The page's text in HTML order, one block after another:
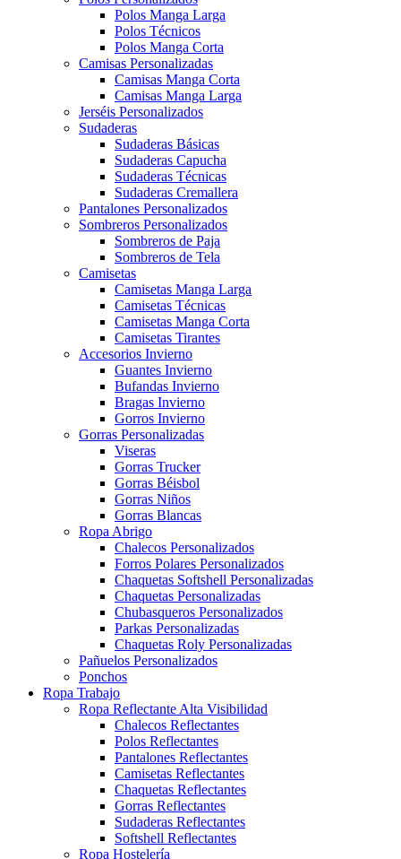
Polos Manga Larga
Polos Técnicos
Polos Manga Corta
Camisas Personalizadas
Camisas Manga Corta
Camisas Manga Larga
Jerséis Personalizados
Sudaderas
Sudaderas Básicas
Sudaderas Capucha
Sudaderas Técnicas
Sudaderas Cremallera
Pantalones Personalizados
Sombreros Personalizados
Sombreros de Paja
Sombreros de Tela
Camisetas
Camisetas Manga Larga
Camisetas Técnicas
Camisetas Manga Corta
Camisetas Tirantes
Accesorios Invierno
Guantes Invierno
Bufandas Invierno
Bragas Invierno
Gorros Invierno
Gorras Personalizadas
Viseras
Gorras Trucker
Gorras Béisbol
Gorras Niños
Gorras Blancas
Ropa Abrigo
Chalecos Personalizados
Forros Polares Personalizados
Chaquetas Softshell Personalizadas
Chaquetas Personalizadas
Chubasqueros Personalizados
Parkas Personalizadas
Chaquetas Roly Personalizadas
Pañuelos Personalizados
Ponchos
Ropa Trabajo
Ropa Reflectante Alta Visibilidad
Chalecos Reflectantes
Polos Reflectantes
Pantalones Reflectantes
Camisetas Reflectantes
Chaquetas Reflectantes
Gorras Reflectantes
Sudaderas Reflectantes
Softshell Reflectantes
Ropa Hostelería